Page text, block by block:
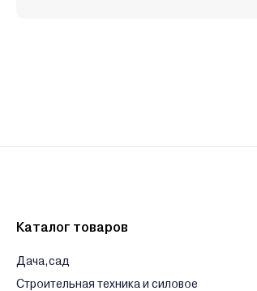
Каталог товаров
Дача,сад
Строительная техника и силовое